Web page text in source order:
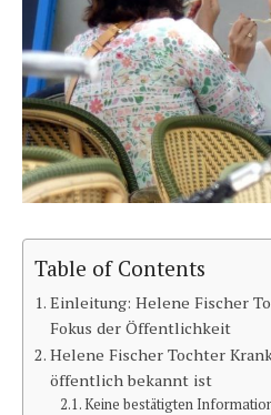
Table of Contents
Einleitung: Helene Fischer
Fokus der Öffentlichkeit
Helene Fischer Tochter
öffentlich bekannt ist
Keine bestätigten